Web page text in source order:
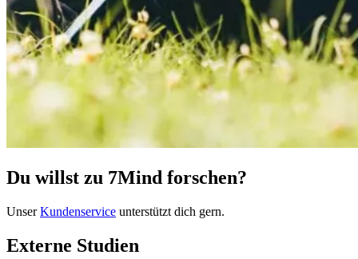
Du willst zu 7Mind forschen?
UnserKundenservice unterstützt dich gern.
Externe Studien